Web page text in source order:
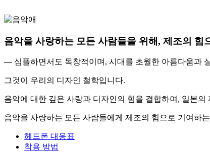
음악을 사랑하는 모든 사람들을 위해, 제조의 힘
— 심플하면서도 독창적이며, 시대를 초월한 아름다움과
그것이 우리의 디자인 철학입니다.
음악에 대한 깊은 사랑과 디자인의 힘을 결합하여, 일본
음악을 사랑하는 모든 사람들에게 제조의 힘으로 기여하
헤드폰 대응표
착용 방법